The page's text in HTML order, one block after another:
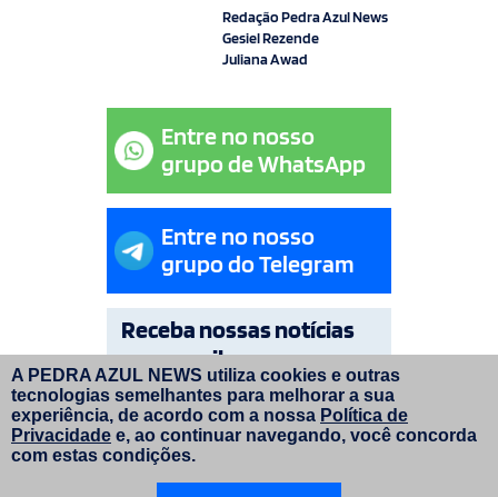
Redação Pedra Azul News
Gesiel Rezende
Juliana Awad
Entre no nosso
grupo de WhatsApp
Entre no nosso
grupo do Telegram
Receba nossas notícias
por e-mail
OK
A PEDRA AZUL NEWS utiliza cookies e outras
tecnologias semelhantes para melhorar a sua
experiência, de acordo com a nossa Política de
Privacidade e, ao continuar navegando, você concorda
com estas condições.